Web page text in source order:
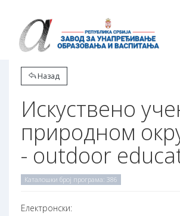
Назад
Искуствено
природном
- outdoor
Каталошки број програма: 386
Електронски: